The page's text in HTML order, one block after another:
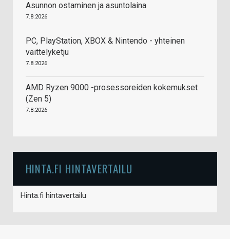
Asunnon ostaminen ja asuntolaina
7.8.2026
PC, PlayStation, XBOX & Nintendo - yhteinen
väittelyketju
7.8.2026
AMD Ryzen 9000 -prosessoreiden kokemukset
(Zen 5)
7.8.2026
HINTA.FI HINTAVERTAILU
Hinta.fi hintavertailu